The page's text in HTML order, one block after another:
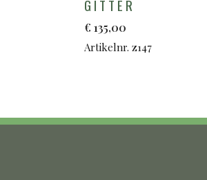
GITTER
€ 135,00
Artikelnr. z147